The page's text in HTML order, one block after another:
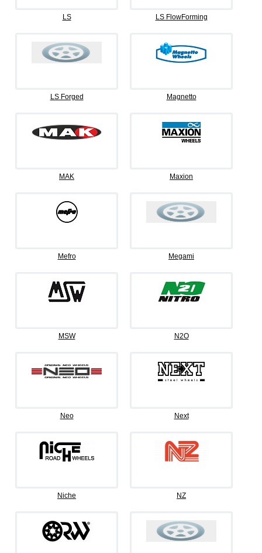
LS LS FlowForming
LS Forged Magnetto
MAK Maxion
Mefro Megami
MSW N2O
Neo Next
Niche NZ